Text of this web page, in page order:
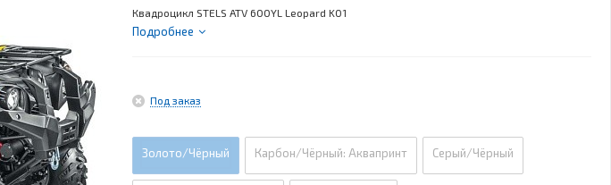
Квадроцикл STELS ATV 600YL Leopard K01
Подробнее
Под заказ
Золото/Чёрный Карбон/Чёрный: Аквапринт Серый/Чёрный